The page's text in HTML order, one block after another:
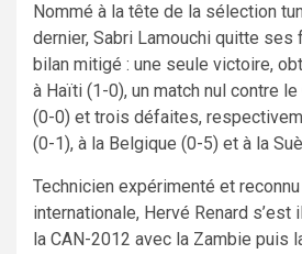
Nommé à la tête de la sélection
dernier, Sabri Lamouchi quitte ses
bilan mitigé : une seule victoire,
à Haïti (1-0), un match nul contre le
(0-0) et trois défaites,
(0-1), à la Belgique (0-5) et à la
Technicien expérimenté et
internationale, Hervé Renard
la CAN-2012 avec la Zambie puis